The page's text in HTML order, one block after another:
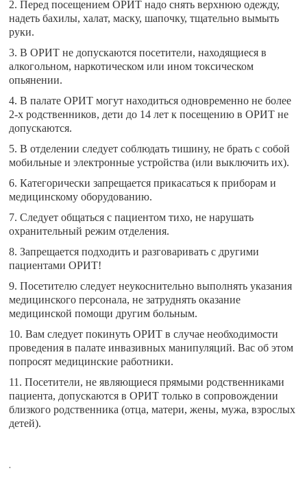
2. Перед посещением ОРИТ надо снять верхнюю одежду,
надеть бахилы, халат, маску, шапочку, тщательно вымыть
руки.
3. В ОРИТ не допускаются посетители, находящиеся в
алкогольном, наркотическом или ином токсическом
опьянении.
4. В палате ОРИТ могут находиться одновременно не более
2-х родственников, дети до 14 лет к посещению в ОРИТ не
допускаются.
5. В отделении следует соблюдать тишину, не брать с собой
мобильные и электронные устройства (или выключить их).
6. Категорически запрещается прикасаться к приборам и
медицинскому оборудованию.
7. Следует общаться с пациентом тихо, не нарушать
охранительный режим отделения.
8. Запрещается подходить и разговаривать с другими
пациентами ОРИТ!
9. Посетителю следует неукоснительно выполнять указания
медицинского персонала, не затруднять оказание
медицинской помощи другим больным.
10. Вам следует покинуть ОРИТ в случае необходимости
проведения в палате инвазивных манипуляций. Вас об этом
попросят медицинские работники.
11. Посетители, не являющиеся прямыми родственниками
пациента, допускаются в ОРИТ только в сопровождении
близкого родственника (отца, матери, жены, мужа, взрослых
детей).
.